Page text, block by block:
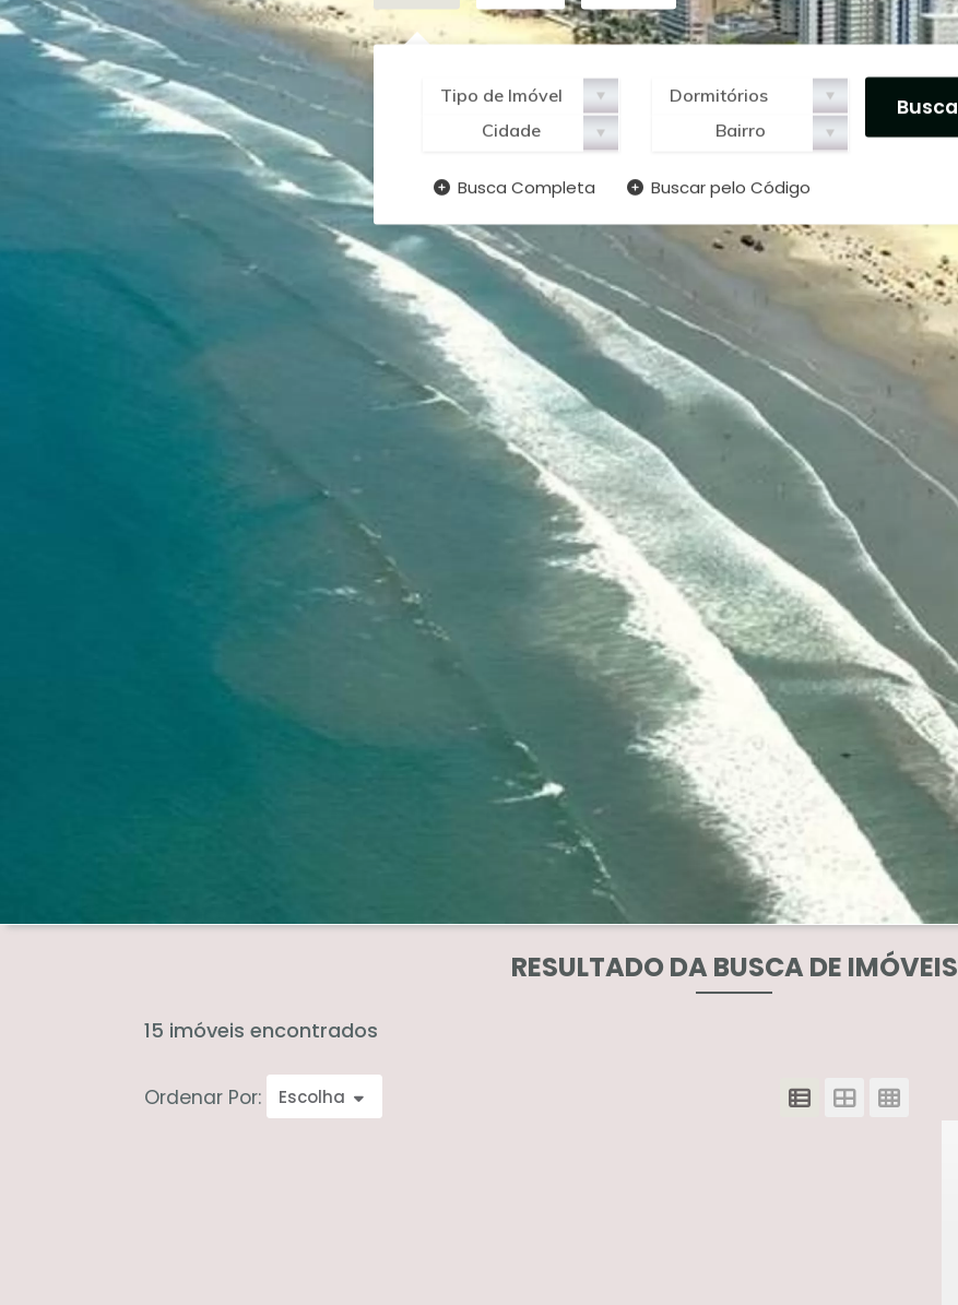
Cidade Bairro
RESULTADO DA BUSCA DE IMÓVEIS
15 imóveis encontrados
Ordenar Por: Escolha